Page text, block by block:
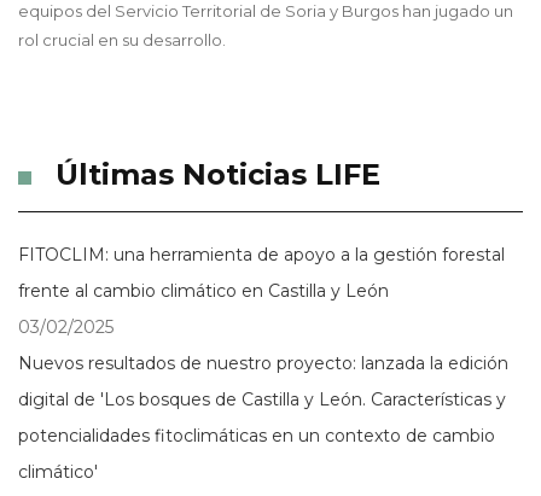
equipos del Servicio Territorial de Soria y Burgos han jugado un
rol crucial en su desarrollo.
Últimas Noticias LIFE
FITOCLIM: una herramienta de apoyo a la gestión forestal
frente al cambio climático en Castilla y León
03/02/2025
Nuevos resultados de nuestro proyecto: lanzada la edición
digital de 'Los bosques de Castilla y León. Características y
potencialidades fitoclimáticas en un contexto de cambio
climático'